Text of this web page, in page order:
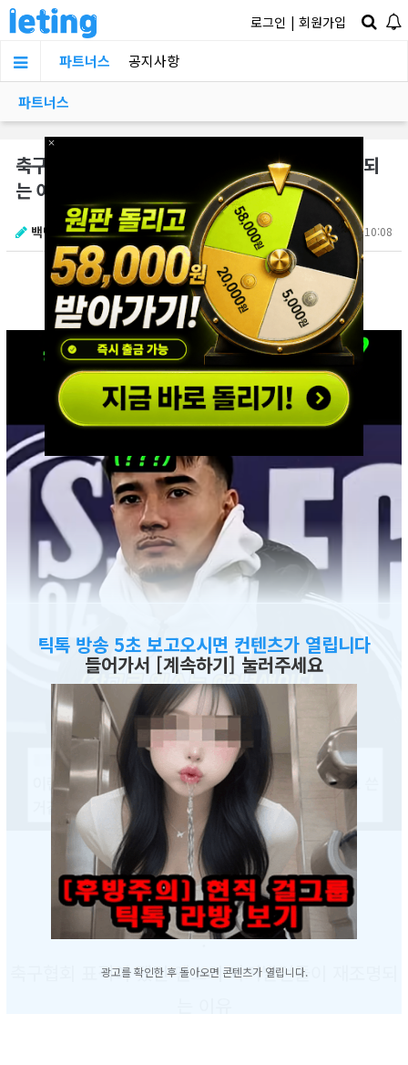
로그인 | 회원가입
파트너스 공지사항
파트너스
축구협회 표적이 됐던 옌스의 과거발언들이 재조명되
는 이유
백만수르 07.08 10:08
.
.
.
축구협회 표적이 됐던 옌스의 과거발언들이 재조명되
틱톡 방송 5초 보고오시면 컨텐츠가 열립니다
들어가서 [계속하기] 눌러주세요
광고를 확인한 후 돌아오면 콘텐츠가 열립니다.
×
×